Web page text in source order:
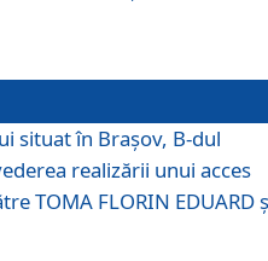
situat în Braşov, B-dul
realizării unui acces
TOMA FLORIN EDUARD